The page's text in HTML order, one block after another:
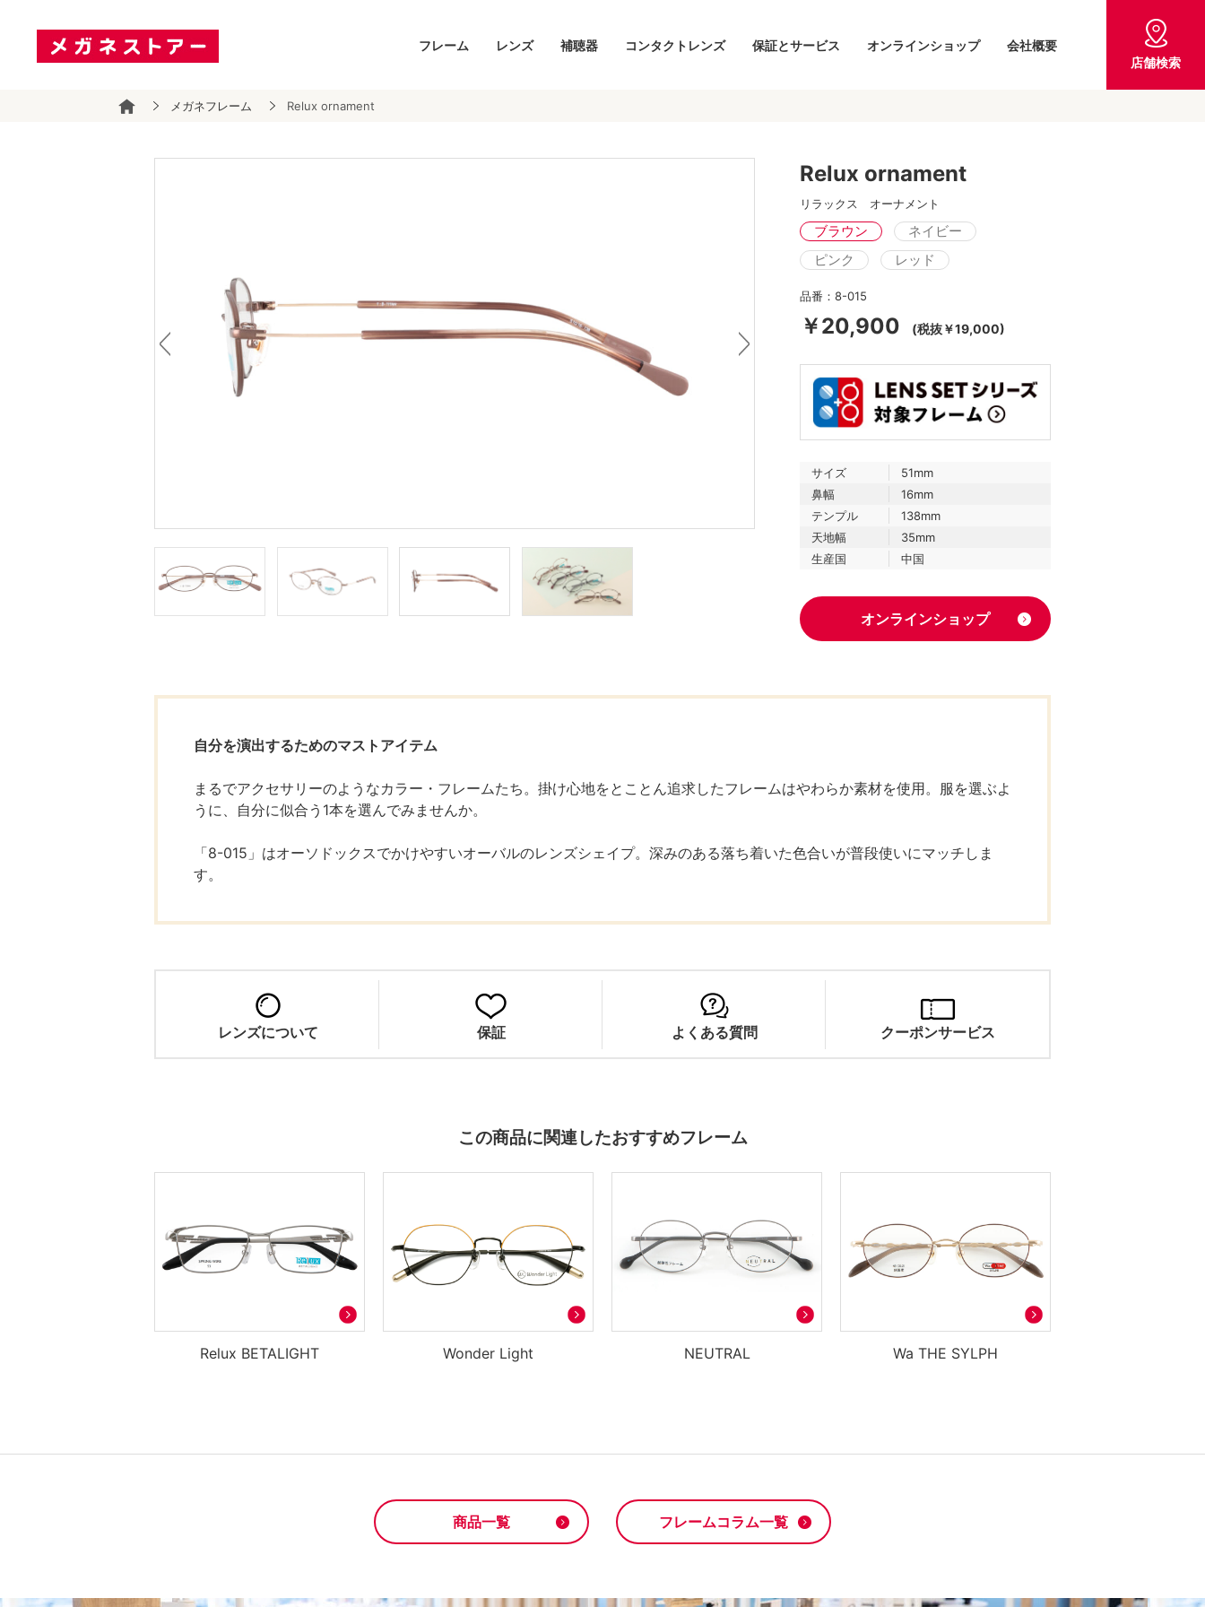
フレーム レンズ 補聴器 コンタクトレンズ 保証とサービス オンラインショップ
会社概要
店舗検索
メガネフレーム Relux ornament
Relux ornament
リラックス オーナメント
ブラウン
ネイビー
ピンク
レッド
品番：8-015
￥20,900 (税抜￥19,000)
サイズ
51mm
鼻幅
16mm
テンプル
138mm
天地幅
35mm
生産国
中国
オンラインショップ
自分を演出するためのマストアイテム
まるでアクセサリーのようなカラー・フレームたち。掛け心地をとことん追求したフレームはやわらか素材を使用。服を選ぶよ
うに、自分に似合う1本を選んでみませんか。
「8-015」はオーソドックスでかけやすいオーバルのレンズシェイプ。深みのある落ち着いた色合いが普段使いにマッチしま
す。
レンズについて 保証 よくある質問 クーポンサービス
この商品に関連したおすすめフレーム
Relux BETALIGHT Wonder Light NEUTRAL Wa THE SYLPH
商品一覧 フレームコラム一覧